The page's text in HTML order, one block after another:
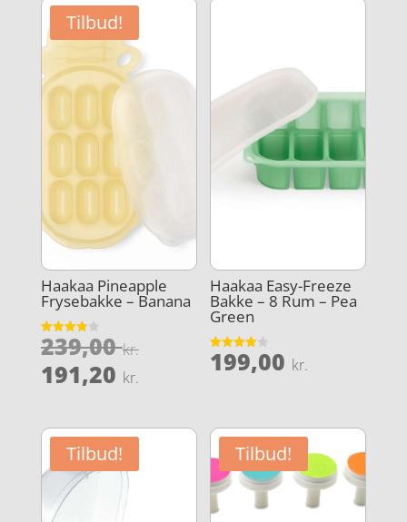
Tilbud!
Haakaa Pineapple
Frysebakke – Banana
Vurderet
3.9
239,00kr.Den
oprindelige
pris
239,00 kr..
191,20 kr.
pris
er:
191,20 kr..
Haakaa Easy-Freeze
Bakke – 8 Rum – Pea
Green
Vurderet
3.9
199,00 kr.
Tilbud! Tilbud!